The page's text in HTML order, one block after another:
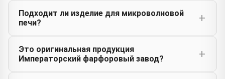
Подходит ли изделие для микроволновой
печи?
Это оригинальная продукция
Императорский фарфоровый завод?